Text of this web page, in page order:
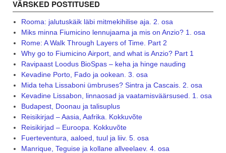
VÄRSKED POSTITUSED
Rooma: jalutuskäik läbi mitmekihilise aja. 2. osa
Miks minna Fiumicino lennujaama ja mis on Anzio? 1. osa
Rome: A Walk Through Layers of Time. Part 2
Why go to Fiumicino Airport, and what is Anzio? Part 1
Ravipaast Loodus BioSpas – keha ja hinge nauding
Kevadine Porto, Fado ja ookean. 3. osa
Mida teha Lissaboni ümbruses? Sintra ja Cascais. 2. osa
Kevadine Lissabon, linnaosad ja vaatamisväärsused. 1. osa
Budapest, Doonau ja talisuplus
Reisikirjad – Aasia, Aafrika. Kokkuvõte
Reisikirjad – Euroopa. Kokkuvõte
Fuerteventura, aaloed, tuul ja liiv. 5. osa
Manrique, Teguise ja kollane allveelaev. 4. osa